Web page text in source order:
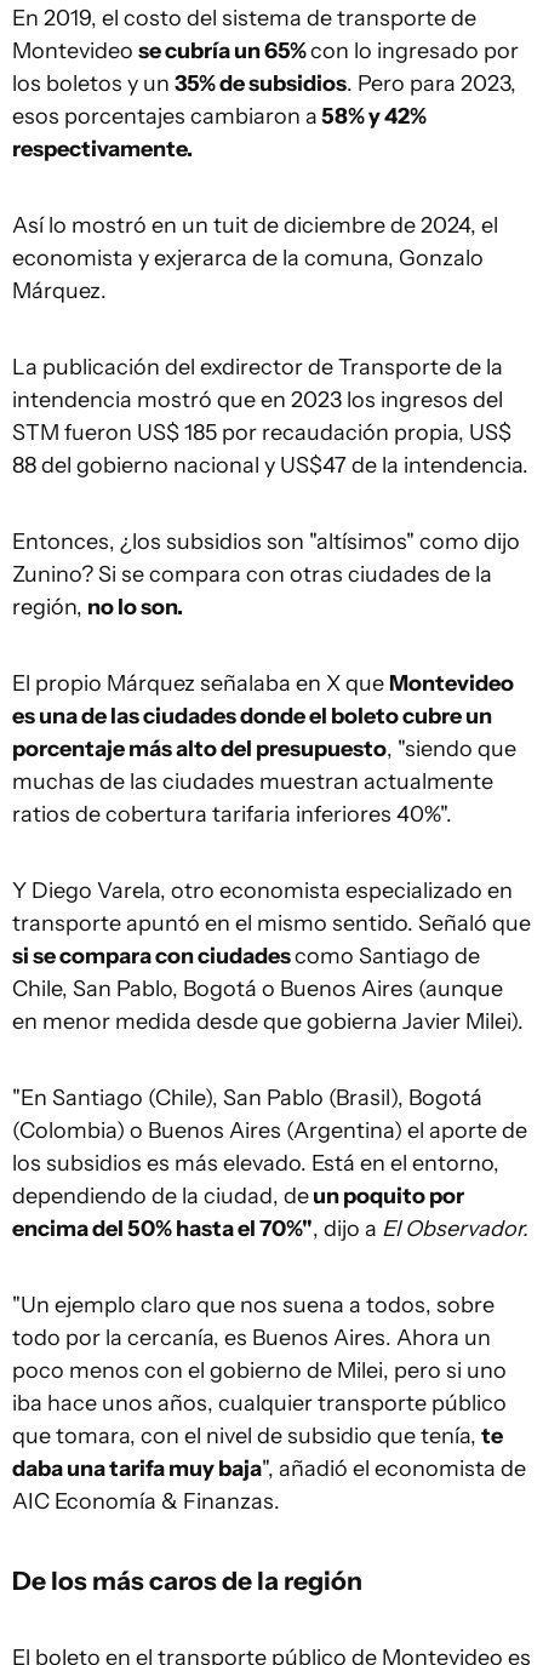
En 2019, el costo del sistema de transporte de
Montevideo se cubría un 65%con lo ingresado por
los boletos y un 35% de subsidios. Pero para 2023,
esos porcentajes cambiaron a58% y 42%
respectivamente.
Así lo mostró en un tuit de diciembre de 2024, el
economista y exjerarca de la comuna, Gonzalo
Márquez.
La publicación del exdirector de Transporte de la
intendencia mostró que en 2023 los ingresos del
STM fueron US$ 185 por recaudación propia, US$
88 del gobierno nacional y US$47 de la intendencia.
Entonces, ¿los subsidios son "altísimos" como dijo
Zunino? Si se compara con otras ciudades de la
región, no lo son.
El propio Márquez señalaba en X que Montevideo
es una de las ciudades donde el boleto cubre un
porcentaje más alto del presupuesto, "siendo que
muchas de las ciudades muestran actualmente
ratios de cobertura tarifaria inferiores 40%".
Y Diego Varela, otro economista especializado en
transporte apuntó en el mismo sentido. Señaló que
si se compara con ciudadescomo Santiago de
Chile, San Pablo, Bogotá o Buenos Aires (aunque
en menor medida desde que gobierna Javier Milei).
"En Santiago (Chile), San Pablo (Brasil), Bogotá
(Colombia) o Buenos Aires (Argentina) el aporte de
los subsidios es más elevado. Está en el entorno,
dependiendo de la ciudad, deun poquito por
encima del 50% hasta el 70%", dijo a El Observador.
"Un ejemplo claro que nos suena a todos, sobre
todo por la cercanía, es Buenos Aires. Ahora un
poco menos con el gobierno de Milei, pero si uno
iba hace unos años, cualquier transporte público
que tomara, con el nivel de subsidio que tenía, te
daba una tarifa muy baja", añadió el economista de
AIC Economía & Finanzas.
De los más caros de la región
El boleto en el transporte público de Montevideo es